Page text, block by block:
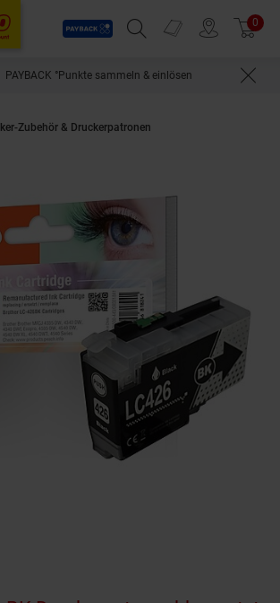
Payback
Suchfeld einblenden
Prospekte 0
PAYBACK °Punkte sammeln & einlösen
Zubehör & Druckerpatronen